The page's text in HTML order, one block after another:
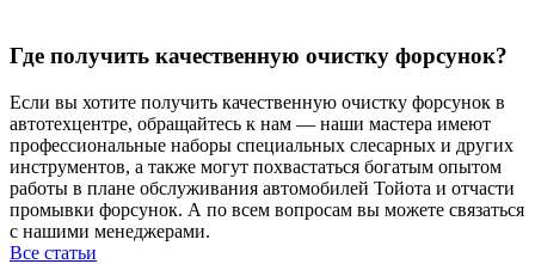
Где получить качественную очистку форсунок?
Если вы хотите получить качественную очистку форсунок в
автотехцентре, обращайтесь к нам — наши мастера имеют
профессиональные наборы специальных слесарных и других
инструментов, а также могут похвастаться богатым опытом
работы в плане обслуживания автомобилей Тойота и отчасти
промывки форсунок. А по всем вопросам вы можете связаться
с нашими менеджерами.
Все статьи